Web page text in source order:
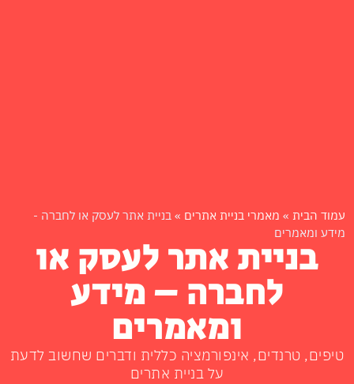
עמוד הבית » מאמרי בניית אתרים »בניית אתר לעסק או לחברה -
מידע ומאמרים
בניית אתר לעסק או
לחברה – מידע
ומאמרים
טיפים, טרנדים, אינפורמציה כללית ודברים שחשוב לדעת
על בניית אתרים